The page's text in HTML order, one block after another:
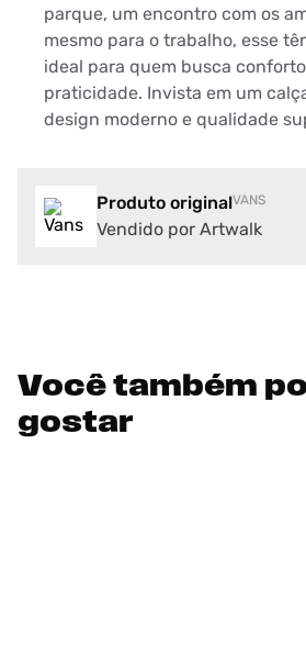
parque, um encontro com os
mesmo para o trabalho, esse
ideal para quem busca
praticidade. Invista em um
design moderno e qualidade
Produto originalVANS
Vendido por Artwalk
Você também
gostar